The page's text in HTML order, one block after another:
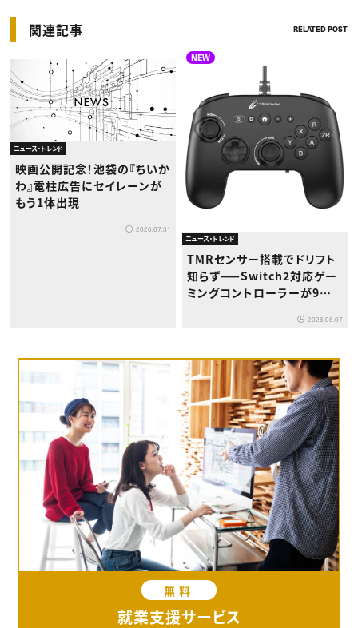
関連記事 RELATED POST
ニュース・トレンド
映画公開記念！池袋の『ちいか
わ』電柱広告にセイレーンが
もう1体出現
2026.07.31
NEW
ニュース・トレンド
TMRセンサー搭載でドリフト
知らず——Switch2対応ゲー
ミングコントローラーが9月
2026.08.07
無料
就業支援サービス